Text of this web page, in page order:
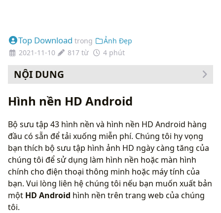
Top Download trong
Ảnh Đẹp
2021-11-10
817 từ 4 phút
NỘI DUNG
Hình nền HD Android
Bộ sưu tập 43 hình nền và hình nền HD Android hàng
đầu có sẵn để tải xuống miễn phí. Chúng tôi hy vọng
bạn thích bộ sưu tập hình ảnh HD ngày càng tăng của
chúng tôi để sử dụng làm hình nền hoặc màn hình
chính cho điện thoại thông minh hoặc máy tính của
bạn. Vui lòng liên hệ chúng tôi nếu bạn muốn xuất bản
một HD Android hình nền trên trang web của chúng
tôi.